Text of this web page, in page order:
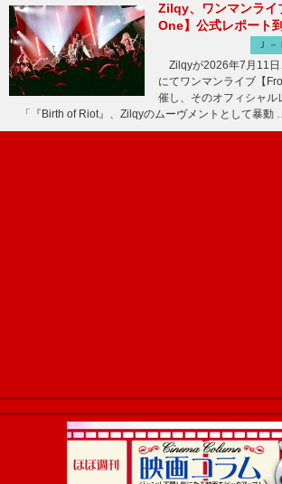
Zilqy、ワンマンラ
One】公式レポート
Ｊ
Zilqyが2026年7月11日
にてワンマンライブ【
催し、そのオフィシャル
「『Birth of Riot』、Zilqyのムーヴメントとして暴動